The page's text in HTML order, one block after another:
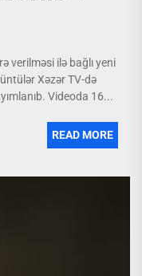
verilməsi ilə bağlı yeni
Xəzər TV-də
Videoda 16...
READ MORE